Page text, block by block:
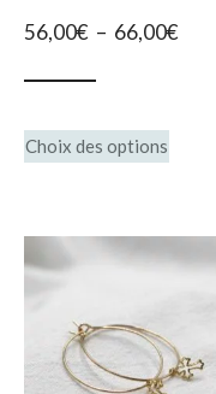
56,00€ – 66,00€
Choix des optionsCe
Les